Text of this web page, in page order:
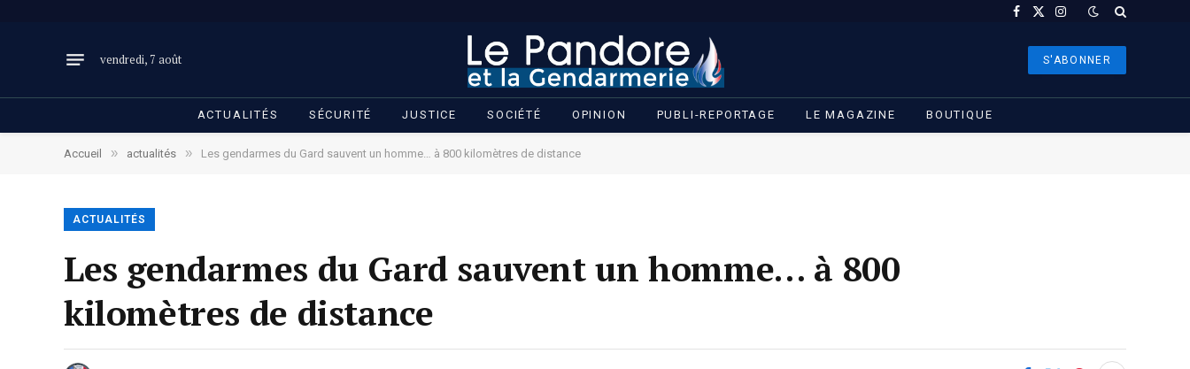
Facebook
X
Instagram
vendredi, 7 août S'ABONNER
ACTUALITÉS SÉCURITÉ JUSTICE SOCIÉTÉ OPINION PUBLI-REPORTAGE LE MAGAZINE BOUTIQUE
Accueil » actualités » Les gendarmes du Gard sauvent un homme… à 800 kilomètres de distance
ACTUALITÉS
Les gendarmes du Gard sauvent un homme… à 800
kilomètres de distance